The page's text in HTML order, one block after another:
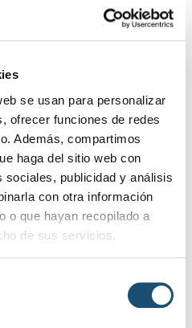
se usan para personalizar
ofrecer funciones de redes
Además, compartimos
haga del sitio web con
sociales, publicidad y análisis
con otra información
o que hayan recopilado a
de sus servicios.
AOVE y un diploma de
de Futuroliva, se
en el Recinto Ferial de
25 de mayo, ubicado a la
Avenida de Jaén, que ya
con gran éxito de
de los diferentes
la Feria, y que permiten
acceso al recinto y mayor
para los visitantes.
de maquinaria,
zona cubierta, mediante